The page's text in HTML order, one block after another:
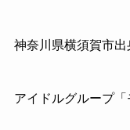
神奈川県横須賀市
アイドルグループ